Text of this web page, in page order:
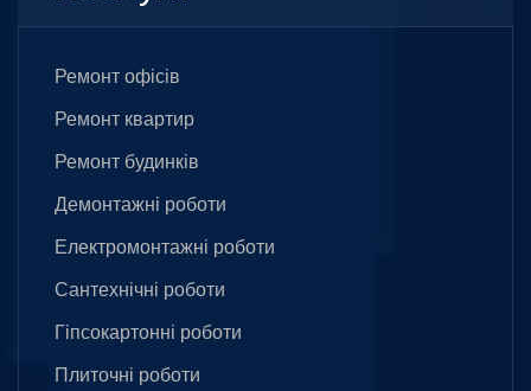
Ремонт офісів
Ремонт квартир
Ремонт будинків
Демонтажні роботи
Електромонтажні роботи
Сантехнічні роботи
Гіпсокартонні роботи
Плиточні роботи